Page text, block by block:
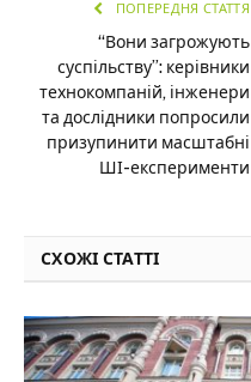
ПОПЕРЕДНЯ СТАТТЯ
“Вони загрожують
суспільству”: керівники
технокомпаній, інженери
та дослідники попросили
призупинити масштабні
ШІ-експерименти
СХОЖІ СТАТТІ